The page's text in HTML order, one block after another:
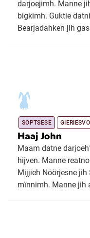
darjoejimh. Manne
bigkimh. Guktie
Bearjadahken jih
SOPTSESE
Haaj John
Maam datne
hijven. Manne
Mijjieh Nöörjesne jih
mïnnimh. Manne jih